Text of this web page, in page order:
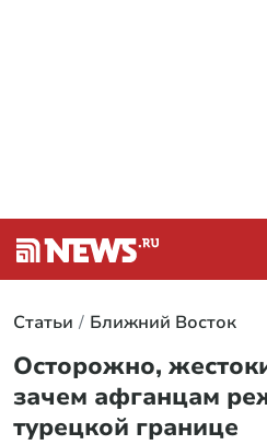
Статьи Ближний Восток
Осторожно,
зачем афганцам
турецкой границе